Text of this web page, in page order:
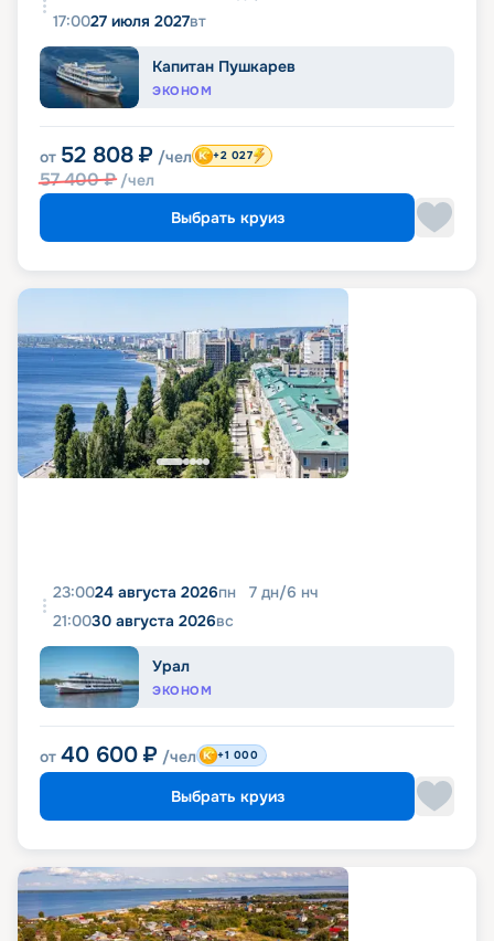
17:0027 июля 2027вт
Капитан Пушкарев
ЭКОНОМ
от 52 808 ₽ /чел
57 400₽ /чел
+2 027
Выбрать круиз
23:0024 августа 2026пн 7 дн/6 нч
21:0030 августа 2026вс
Урал
ЭКОНОМ
от 40 600 ₽ /чел +1 000
Выбрать круиз